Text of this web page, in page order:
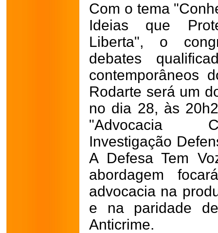
Com o tema
Ideias que
Liberta", o
debates
contemporâneos
Rodarte será um
no dia 28, às
"Advocacia
Investigação
A Defesa Tem
abordagem
advocacia na
e na paridade
Anticrime.